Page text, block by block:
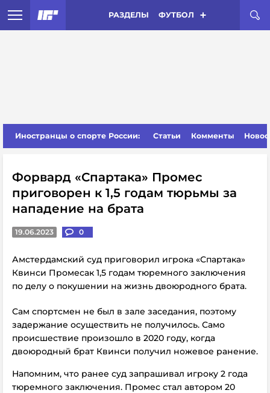
РАЗДЕЛЫ ФУТБОЛ
Иностранцы о спорте России: Статьи Комменты
Форвард «Спартака» Промес
приговорен к 1,5 годам тюрьмы за
нападение на брата
19.06.2023 0
Амстердамский суд приговорил игрока «Спартака»
Квинси Промесак 1,5 годам тюремного заключения
по делу о покушении на жизнь двоюродного брата.
Сам спортсмен не был в зале заседания, поэтому
задержание осуществить не получилось. Само
происшествие произошло в 2020 году, когда
двоюродный брат Квинси получил ножевое ранение.
Напомним, что ранее суд запрашивал игроку 2 года
тюремного заключения. Промес стал автором 20